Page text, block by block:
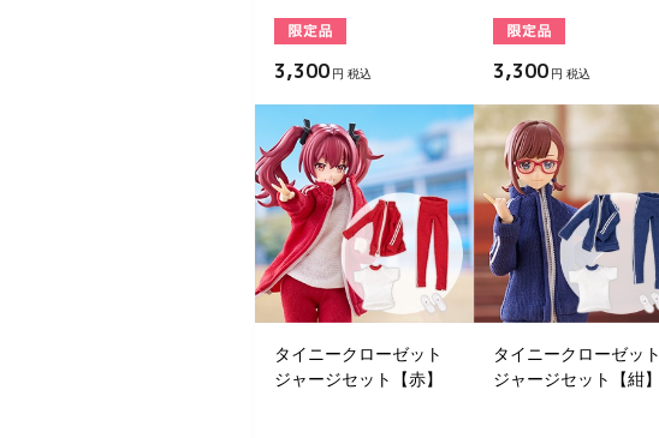
3,300 円 税込 3,300 円 税込
タイニークローゼット
ジャージセット【赤】
タイニークローゼット
ジャージセット【紺】